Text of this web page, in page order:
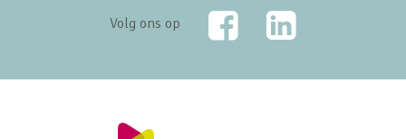
Volg ons op
FacebookLinkedIn